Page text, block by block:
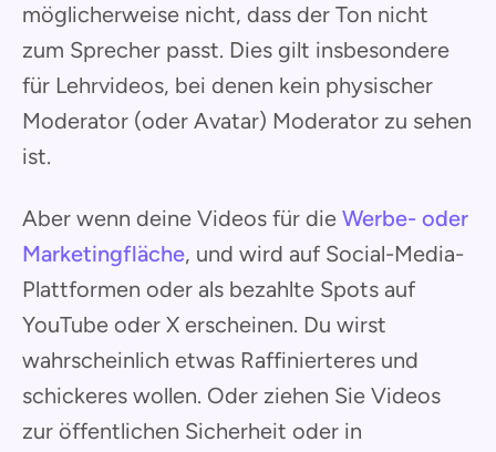
möglicherweise nicht, dass der Ton nicht
zum Sprecher passt. Dies gilt insbesondere
für Lehrvideos, bei denen kein physischer
Moderator (oder Avatar) Moderator zu sehen
ist.
Aber wenn deine Videos für die Werbe- oder
Marketingfläche, und wird auf Social-Media-
Plattformen oder als bezahlte Spots auf
YouTube oder X erscheinen. Du wirst
wahrscheinlich etwas Raffinierteres und
schickeres wollen. Oder ziehen Sie Videos
zur öffentlichen Sicherheit oder in